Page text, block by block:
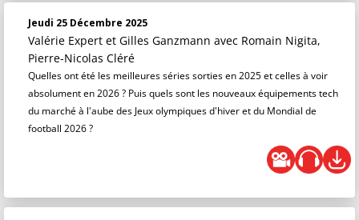
Jeudi 25 Décembre 2025
Valérie Expert et Gilles Ganzmann avec Romain Nigita,
Pierre-Nicolas Cléré
Quelles ont été les meilleures séries sorties en 2025 et celles à voir
absolument en 2026 ? Puis quels sont les nouveaux équipements tech
du marché à l'aube des Jeux olympiques d'hiver et du Mondial de
football 2026 ?